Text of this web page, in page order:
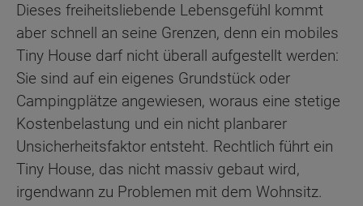
Dieses freiheitsliebende Lebensgefühl kommt
aber schnell an seine Grenzen, denn ein mobiles
Tiny House darf nicht überall aufgestellt werden:
Sie sind auf ein eigenes Grundstück oder
Campingplätze angewiesen, woraus eine stetige
Kostenbelastung und ein nicht planbarer
Unsicherheitsfaktor entsteht. Rechtlich führt ein
Tiny House, das nicht massiv gebaut wird,
irgendwann zu Problemen mit dem Wohnsitz.